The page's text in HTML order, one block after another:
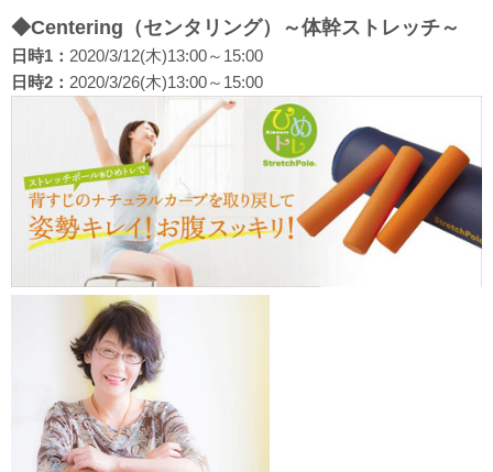
◆Centering（センタリング）～体幹ストレッチ～
日時1： 2020/3/12(木)13:00～15:00
日時2： 2020/3/26(木)13:00～15:00